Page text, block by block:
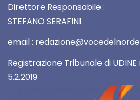
Direttore Responsabile :
STEFANO SERAFINI
email :
Registrazione Tribunale di
5.2.2019